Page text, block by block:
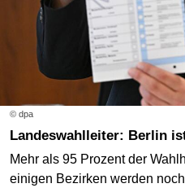
© dpa
Landeswahlleiter: Berlin
Mehr als 95 Prozent der
einigen Bezirken werden